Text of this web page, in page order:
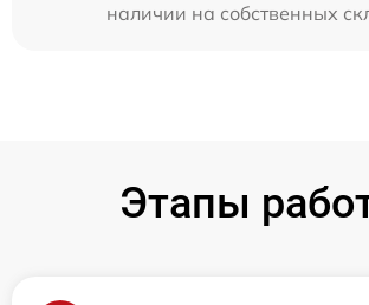
наличии на собственных
Этапы